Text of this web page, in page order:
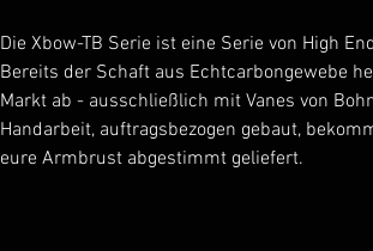
Die Xbow-TB Serie ist eine Serie von High
Bereits der Schaft aus Echtcarbongewebe
Markt ab - ausschließlich mit Vanes von
Handarbeit, auftragsbezogen gebaut,
eure Armbrust abgestimmt geliefert.